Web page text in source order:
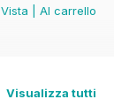
Vista
Al carrello
Visualizza tutti